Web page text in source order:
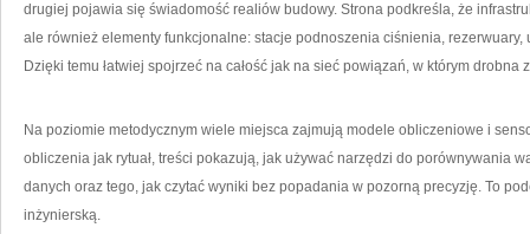
drugiej pojawia się świadomość realiów budowy. Strona podkreśla, że
ale również elementy funkcjonalne: stacje podnoszenia ciśnienia,
Dzięki temu łatwiej spojrzeć na całość jak na sieć powiązań, w którym
Na poziomie metodycznym wiele miejsca zajmują modele obliczeniowe i
obliczenia jak rytuał, treści pokazują, jak używać narzędzi do porównywania
danych oraz tego, jak czytać wyniki bez popadania w pozorną precyzję. To
inżynierską.